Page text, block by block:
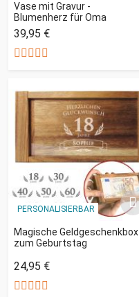
Vase mit Gravur -
Blumenherz für Oma
39,95 €
PERSONALISIERBAR
Magische Geldgeschenkbox
zum Geburtstag
24,95 €